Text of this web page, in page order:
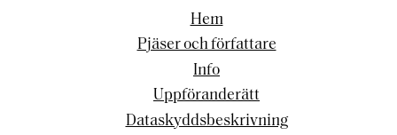
Hem
Pjäser och författare
Info
Uppföranderätt
Dataskyddsbeskrivning